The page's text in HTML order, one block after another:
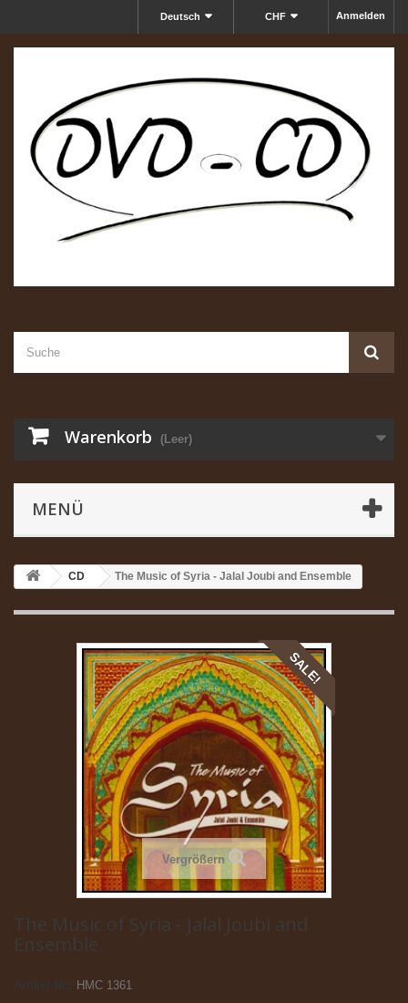
Anmelden
CHF
Deutsch
Warenkorb (Leer)
MENÜ
CD The Music of Syria - Jalal Joubi and Ensemble
SALE!
Vergrößern
The Music of Syria - Jalal Joubi and
Ensemble
Artikel-Nr.:
HMC 1361